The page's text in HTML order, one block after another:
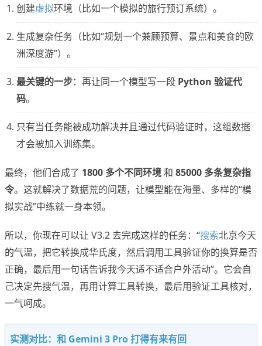
创建虚拟环境（比如一个模拟的旅行预订系统）。
生成复杂任务（比如“规划一个兼顾预算、景点和美食的欧
洲深度游”）。
最关键的一步：再让同一个模型写一段 Python 验证代
码。
只有当任务能被成功解决并且通过代码验证时，这组数据
才会被加入训练集。
最终，他们合成了 1800 多个不同环境和 85000 多条复杂指
令。这就解决了数据荒的问题，让模型能在海量、多样的“模
拟实战”中练就一身本领。
所以，你现在可以让 V3.2 去完成这样的任务：“搜索北京今天
的气温，把它转换成华氏度，然后调用工具验证你的换算是否
正确，最后用一句话告诉我今天适不适合户外活动”。它会自
己决定先搜气温，再用计算工具转换，最后用验证工具核对，
一气呵成。
实测对比：和 Gemini 3 Pro 打得有来有回